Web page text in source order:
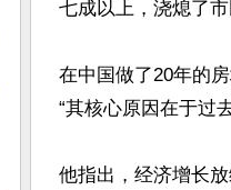
七成以上，浇熄了
在中国做了20年的
“其核心原因在于过
他指出，经济增长